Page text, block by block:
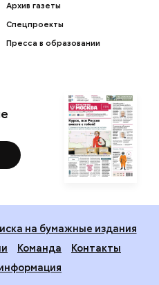
Архив газеты
Спецпроекты
Пресса в образовании
на бумажные издания
Команда
Контакты